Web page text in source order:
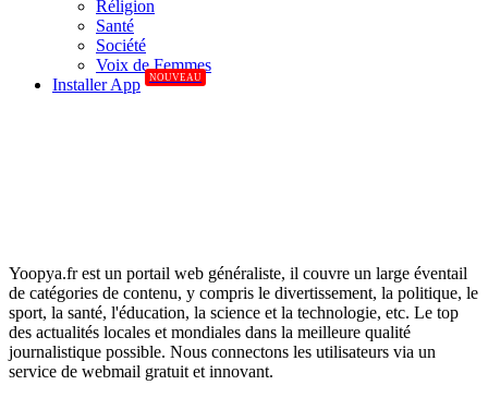
Réligion
Santé
Société
Voix de Femmes
Installer App
NOUVEAU
Yoopya.fr est un portail web généraliste, il couvre un large éventail
de catégories de contenu, y compris le divertissement, la politique, le
sport, la santé, l'éducation, la science et la technologie, etc. Le top
des actualités locales et mondiales dans la meilleure qualité
journalistique possible. Nous connectons les utilisateurs via un
service de webmail gratuit et innovant.